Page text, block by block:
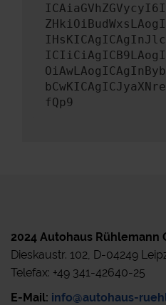
fQp9
2024 Autohaus Rühlemann
Dieskaustr. 102, D-04249
Telefax: +49 341-42640-25
E-Mail: info@autohaus-